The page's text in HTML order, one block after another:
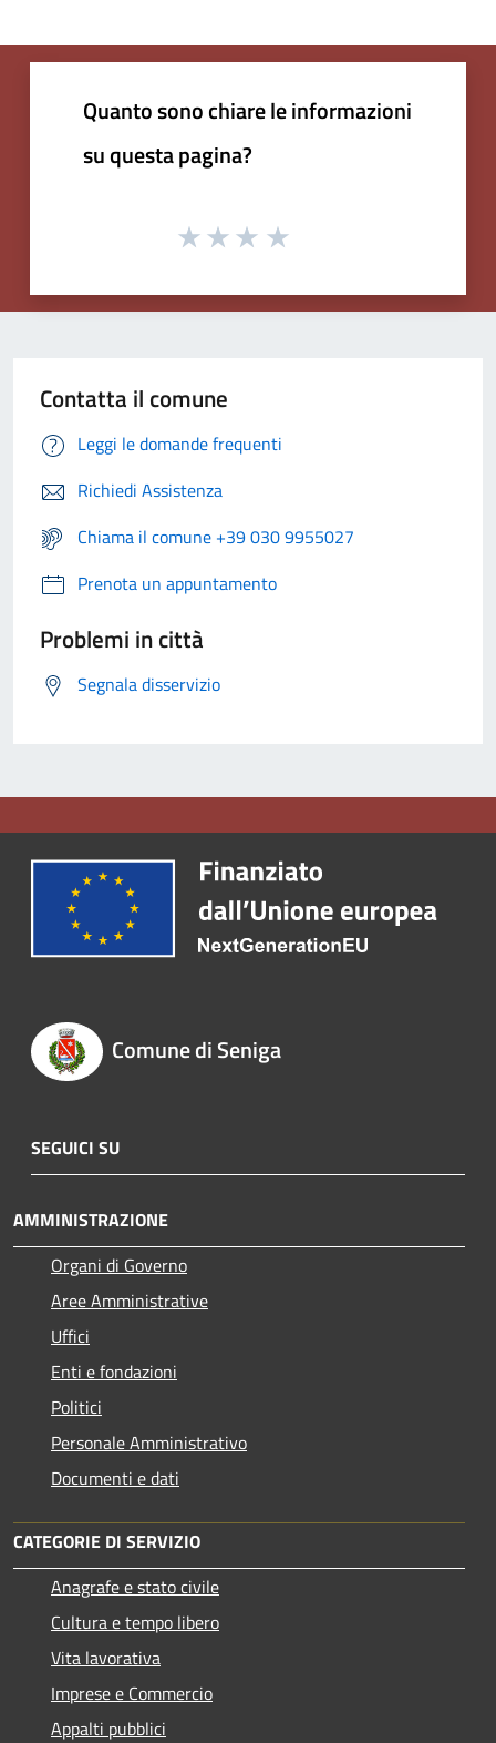
Quanto sono chiare le informazioni
su questa pagina?
Contatta il comune
Leggi le domande frequenti
Richiedi Assistenza
Chiama il comune +39 030 9955027
Prenota un appuntamento
Problemi in città
Segnala disservizio
Comune di Seniga
SEGUICI SU
AMMINISTRAZIONE
Organi di Governo
Aree Amministrative
Uffici
Enti e fondazioni
Politici
Personale Amministrativo
Documenti e dati
CATEGORIE DI SERVIZIO
Anagrafe e stato civile
Cultura e tempo libero
Vita lavorativa
Imprese e Commercio
Appalti pubblici